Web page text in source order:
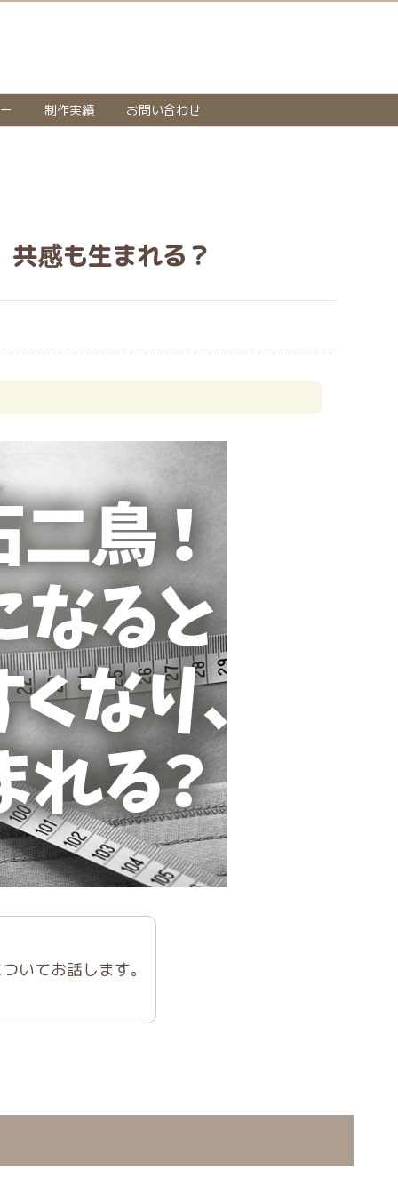
制作実績 お問い合わせ
感も生まれる？
いてお話します。